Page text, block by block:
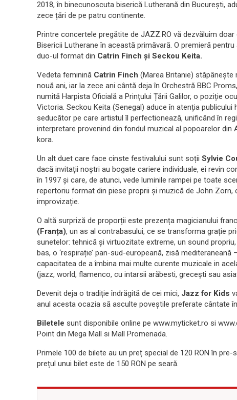
2018, în binecunoscuta biserică Lutherană din București,
zece țări de pe patru continente.
Printre concertele pregătite de JAZZ.RO vă dezvăluim
Bisericii Lutherane în această primăvară. O premieră
duo-ul format din Catrin Finch și Seckou Keita.
Vedeta feminină Catrin Finch (Marea Britanie) stăpânește
nouă ani, iar la zece ani cântă deja în Orchestră BBC
numită Harpista Oficială a Prințului Țării Galilor, o poziție
Victoria. Seckou Keita (Senegal) aduce în atenția
seducător pe care artistul îl perfectionează, unificând în
interpretare provenind din fondul muzical al popoarelor
kora.
Un alt duet care face cinste festivalului sunt soții Sylvie
dacă invitații noștri au bogate cariere individuale, ei revin
în 1997 și care, de atunci, vede luminile rampei pe toate
repertoriu format din piese proprii și muzică de John Zorn,
improvizație.
O altă surpriză de proporții este prezența magicianului
(Franța), un as al contrabasului, ce se transforma grație
sunetelor: tehnică și virtuozitate extreme, un sound
bas, o ‘respirație’ pan-sud-europeană, zisă
capacitatea de a îmbina mai multe curente muzicale in
(jazz, world, flamenco, cu intarsii arăbesti, grecești sau
Devenit deja o tradiție îndrăgită de cei mici, Jazz for Kids
anul acesta ocazia să asculte poveștile preferate cântate
Biletele sunt disponibile online pe www.myticket.ro si
Point din Mega Mall si Mall Promenada.
Primele 100 de bilete au un preț special de 120 RON în pre-
prețul unui bilet este de 150 RON pe seară.